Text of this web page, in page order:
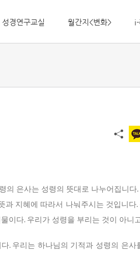
성경연구교실 월간지<변화> i-
의 은사는 성령의 뜻대로 나누어집니
지혜에 따라서 나눠주시는 것입니
이다. 우리가 성령을 부리는 것이 아니
. 우리는 하나님의 기적과 성령의 은